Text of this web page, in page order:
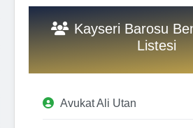
Kayseri Barosu
Listesi
Avukat Ali Utan